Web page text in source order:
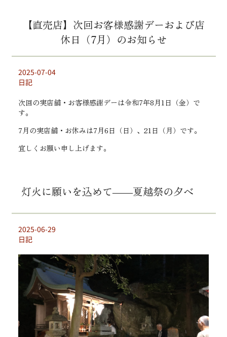
【直売店】次回お客様感謝デーおよび店
休日（7月）のお知らせ
2025-07-04
日記
次回の実店舗・お客様感謝デーは令和7年8月1日（金）で
す。
7月の実店舗・お休みは7月6日（日）、21日（月）です。
宜しくお願い申し上げます。
灯火に願いを込めて――夏越祭の夕べ
2025-06-29
日記